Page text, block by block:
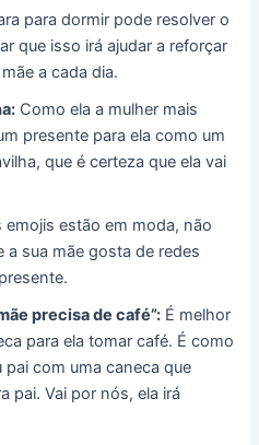
para dormir pode resolver o
que isso irá ajudar a reforçar
a cada dia.
Como ela a mulher mais
presente para ela como um
que é certeza que ela vai
emojis estão em moda, não
a sua mãe gosta de redes
precisa de café”: É melhor
para ela tomar café. É como
com uma caneca que
pai. Vai por nós, ela irá